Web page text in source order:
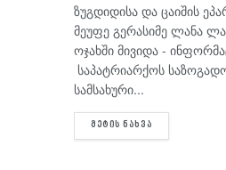
ზუგდიდისა და ცაიშის
მეუფე გერასიმე ლანა
ოჯახში მივიდა -
საპატრიარქოს
სამსახური...
ᲛᲔᲢᲘᲡ ᲜᲐᲮᲕᲐ